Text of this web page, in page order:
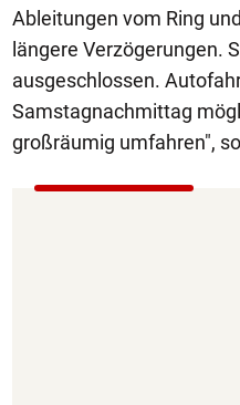
Ableitungen vom Ring
längere Verzögerungen.
ausgeschlossen.
Samstagnachmittag
großräumig umfahren",